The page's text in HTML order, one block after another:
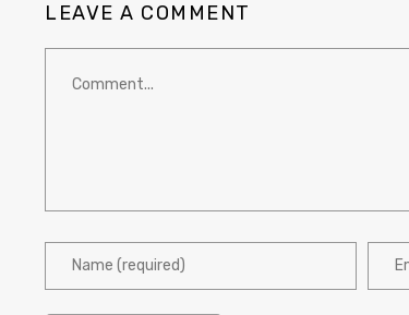
LEAVE A COMMENT